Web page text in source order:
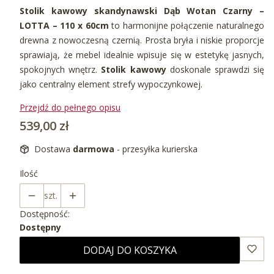
Stolik kawowy skandynawski Dąb Wotan Czarny –
LOTTA – 110 x 60cm to harmonijne połączenie naturalnego
drewna z nowoczesną czernią. Prosta bryła i niskie proporcje
sprawiają, że mebel idealnie wpisuje się w estetykę jasnych,
spokojnych wnętrz. Stolik kawowydoskonale sprawdzi się
jako centralny element strefy wypoczynkowej.
Przejdź do pełnego opisu
Cena
539,00 zł
Dostawa darmowa - przesyłka kurierska
Ilość
szt.
Dostępność:
Dostępny
DODAJ DO KOSZYKA